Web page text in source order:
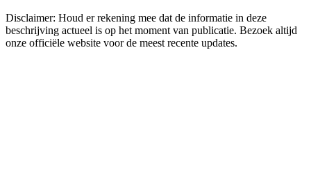
Disclaimer: Houd er rekening mee dat de informatie in deze
beschrijving actueel is op het moment van publicatie. Bezoek altijd
onze officiële website voor de meest recente updates.